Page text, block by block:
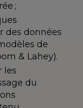
;
des données
de
& Lahey).
les
du